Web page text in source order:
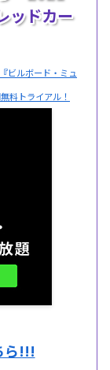
ッドカー
ビルボード・ミュ
料トライアル！
ら!!!